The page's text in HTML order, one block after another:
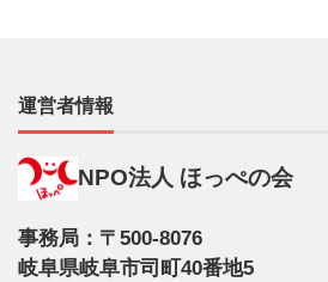
運営者情報
NPO法人 ほっぺの会
事務局：〒500-8076
岐阜県岐阜市司町40番地5